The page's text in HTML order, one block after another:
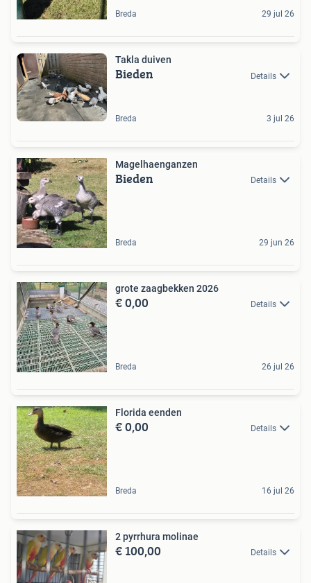
Breda 29 jul 26
Takla duiven
Bieden Details
Breda 3 jul 26
Magelhaenganzen
Bieden Details
Breda 29 jun 26
grote zaagbekken 2026
€ 0,00 Details
Breda 26 jul 26
Florida eenden
€ 0,00 Details
Breda 16 jul 26
2 pyrrhura molinae
€ 100,00 Details